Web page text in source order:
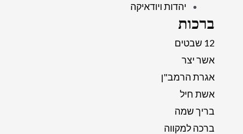
יהדות ויודאיקה
ברכות
12 שבטים
אשר יצר
אגרת הרמב"ן
אשת חיל
בריך שמה
ברכה למקווה